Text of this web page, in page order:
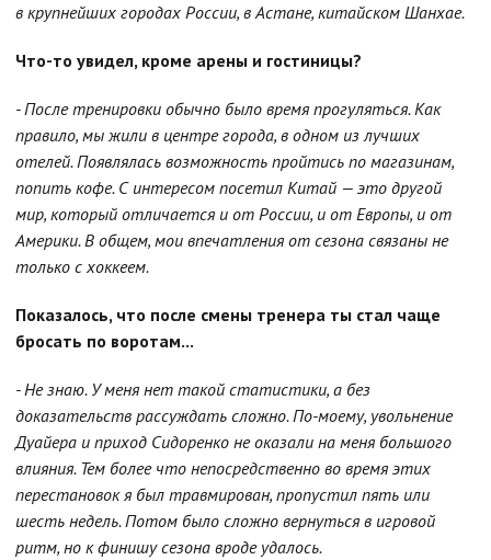
в крупнейших городах России, в Астане, китайском Шанхае.
Что-то увидел, кроме арены и гостиницы?
- После тренировки обычно было время прогуляться. Как
правило, мы жили в центре города, в одном из лучших
отелей. Появлялась возможность пройтись по магазинам,
попить кофе. С интересом посетил Китай — это другой
мир, который отличается и от России, и от Европы, и от
Америки. В общем, мои впечатления от сезона связаны не
только с хоккеем.
Показалось, что после смены тренера ты стал чаще
бросать по воротам...
- Не знаю. У меня нет такой статистики, а без
доказательств рассуждать сложно. По-моему, увольнение
Дуайера и приход Сидоренко не оказали на меня большого
влияния. Тем более что непосредственно во время этих
перестановок я был травмирован, пропустил пять или
шесть недель. Потом было сложно вернуться в игровой
ритм, но к финишу сезона вроде удалось.